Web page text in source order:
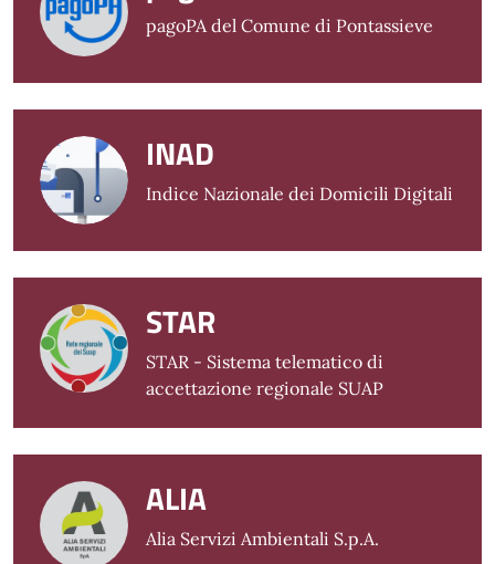
pagoPA del Comune di Pontassieve
INAD
Indice Nazionale dei Domicili Digitali
STAR
STAR - Sistema telematico di
accettazione regionale SUAP
ALIA
Alia Servizi Ambientali S.p.A.